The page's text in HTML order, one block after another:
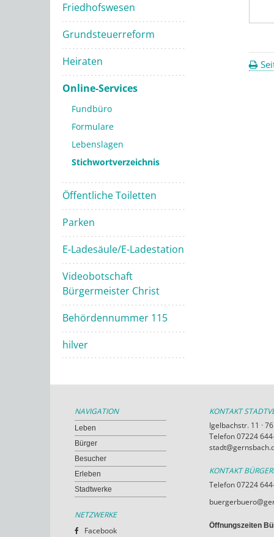
Friedhofswesen
Grundsteuerreform
Heiraten
Online-Services
Fundbüro
Formulare
Lebenslagen
Stichwortverzeichnis
Öffentliche Toiletten
Parken
E-Ladesäule/E-Ladestation
Videobotschaft
Bürgermeister Christ
Behördennummer 115
hilver
NAVIGATION
Leben
Bürger
Besucher
Erleben
Stadtwerke
NETZWERKE
Facebook
KONTAKT
Igelbachstr. 11 ·
Telefon 07224
KONTAKT
Telefon 07224
Öffnungszeiten